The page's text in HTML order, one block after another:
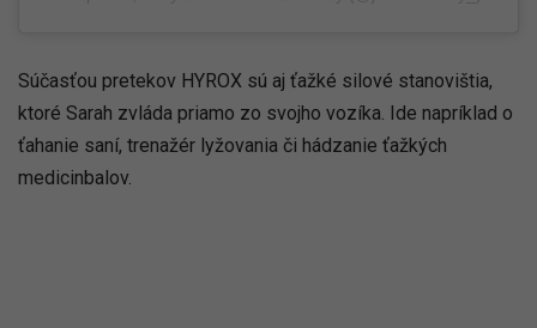
Súčasťou pretekov HYROX sú aj ťažké silové stanovištia,
ktoré Sarah zvláda priamo zo svojho vozíka. Ide napríklad o
ťahanie saní, trenažér lyžovania či hádzanie ťažkých
medicinbalov.